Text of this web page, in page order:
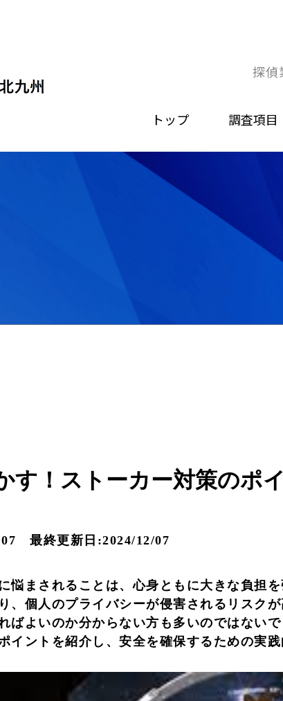
探
トップ 調査項目
す！ストーカー対策のポ
最終更新日:2024/12/07
悩まされることは、心身ともに大きな負担
、個人のプライバシーが侵害されるリスク
ばよいのか分からない方も多いのではない
イントを紹介し、安全を確保するための実践